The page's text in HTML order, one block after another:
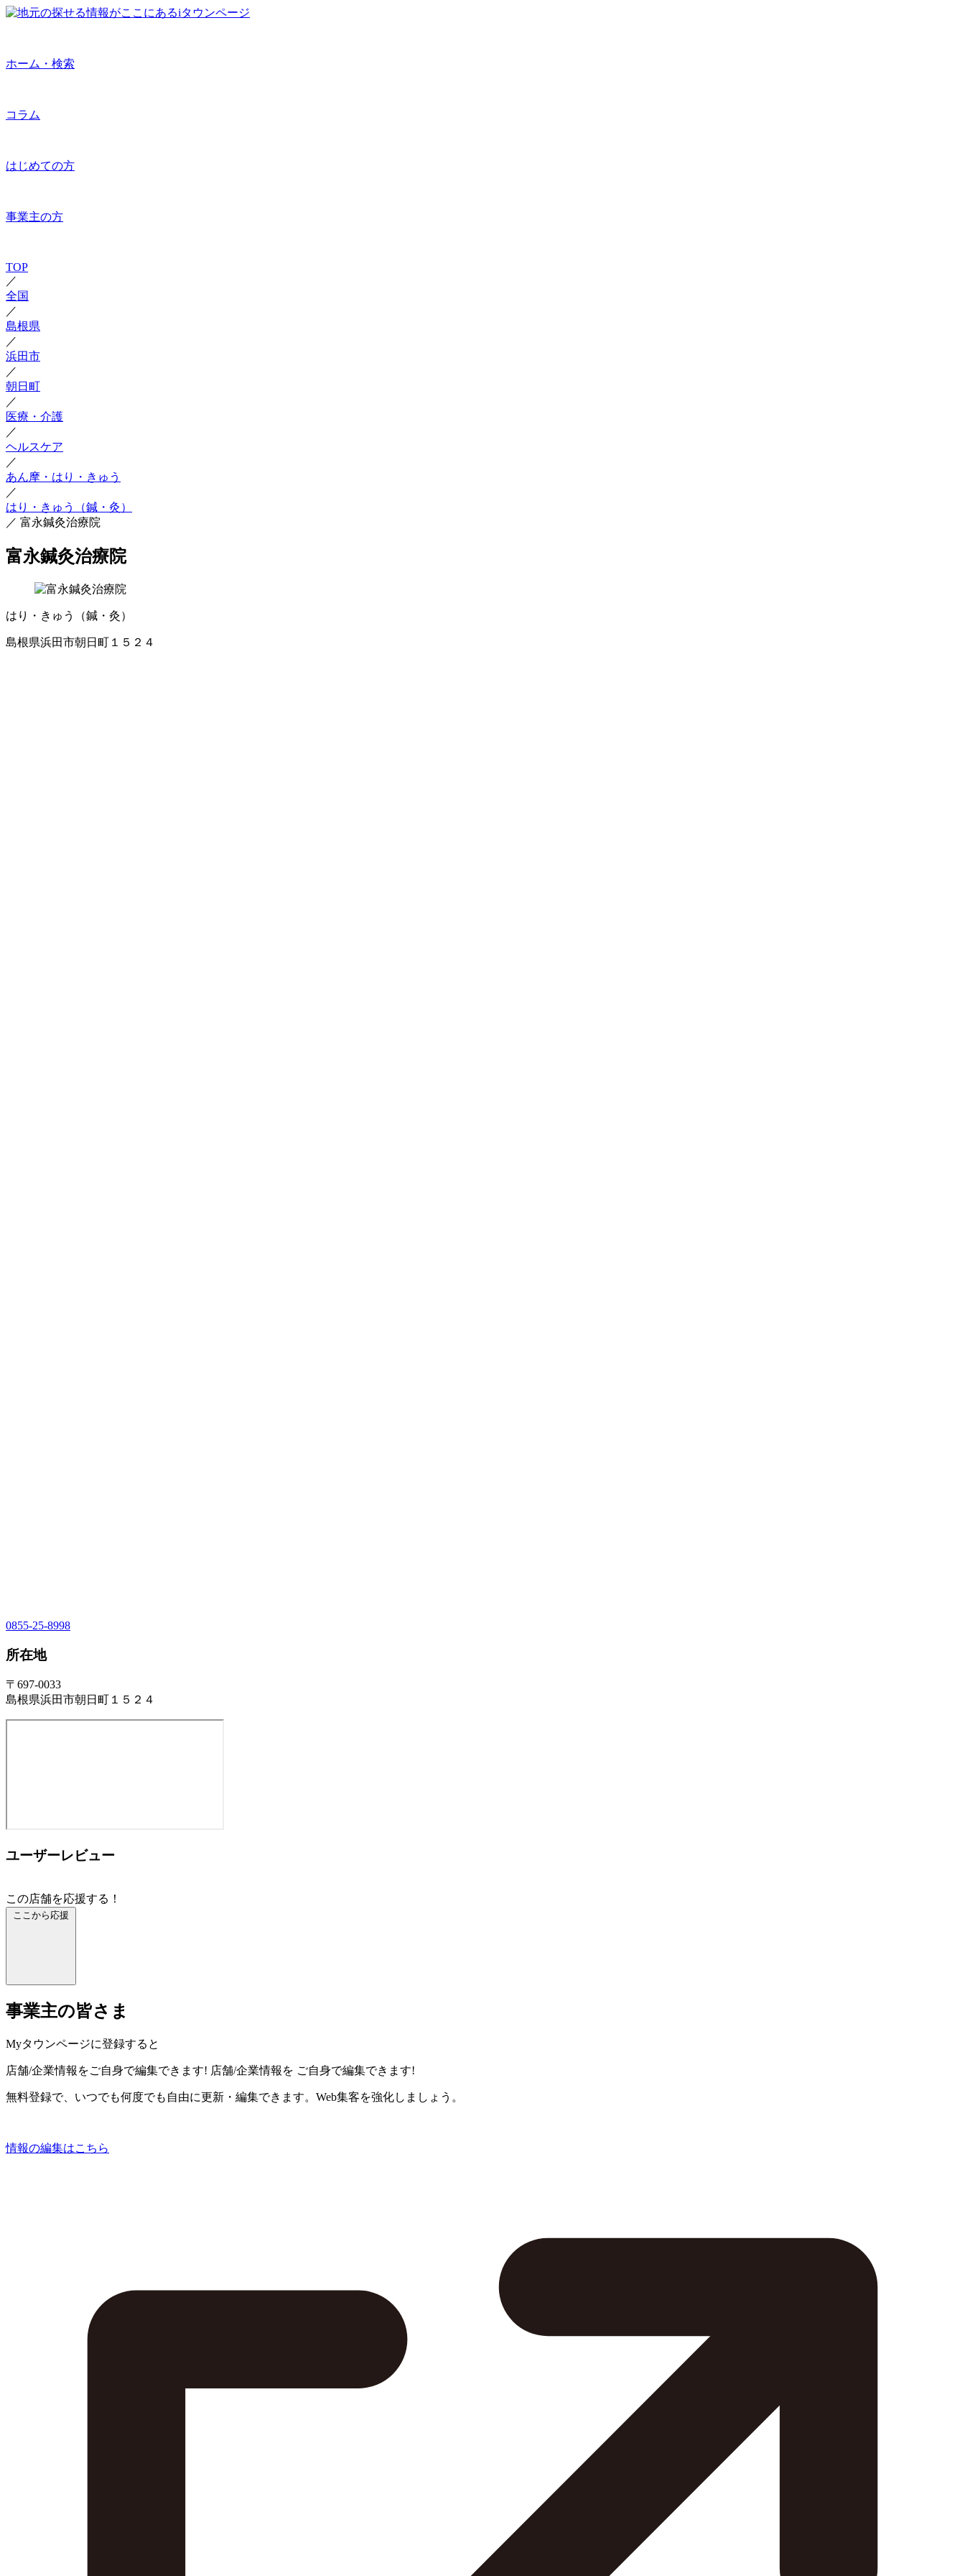
ホーム・検索
コラム
はじめての方
事業主の方
TOP
／
全国
／
島根県
／
浜田市
／
朝日町
／
医療・介護
／
ヘルスケア
／
あん摩・はり・きゅう
／
はり・きゅう（鍼・灸）
／ 富永鍼灸治療院
富永鍼灸治療院
はり・きゅう（鍼・灸）
島根県浜田市朝日町１５２４
0855-25-8998
所在地
〒697-0033
島根県浜田市朝日町１５２４
ユーザーレビュー
この店舗を応援する！
ここから応援
事業主の皆さま
Myタウンページに登録すると
店舗/企業情報をご自身で編集できます! 店舗/企業情報を ご自身で編集できます!
無料登録で、いつでも何度でも自由に更新・編集できます。Web集客を強化しましょう。
情報の編集はこちら